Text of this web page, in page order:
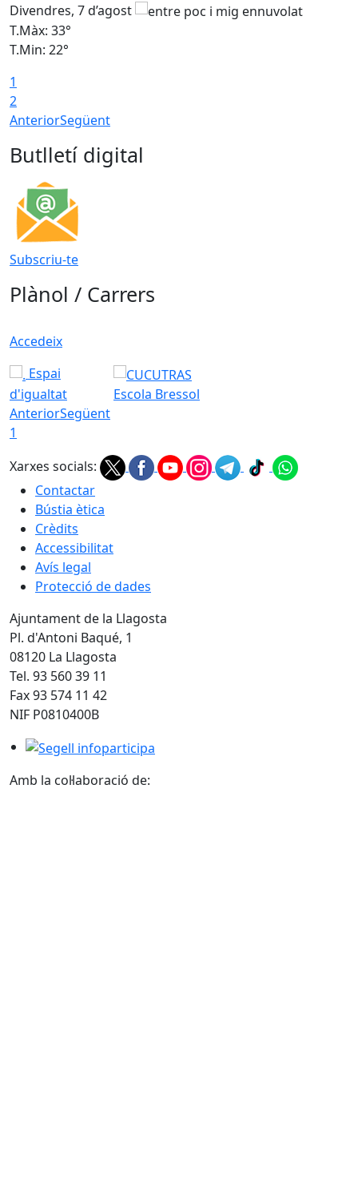
Divendres, 7 d’agost
T.Màx: 33°
T.Min: 22°
1
2
AnteriorSegüent
Butlletí digital
Subscriu-te
Plànol / Carrers
Accedeix
Espai
d'igualtat
Escola Bressol
AnteriorSegüent
1
Xarxes socials:
Contactar
Bústia ètica
Crèdits
Accessibilitat
Avís legal
Protecció de dades
Ajuntament de la Llagosta
Pl. d'Antoni Baqué, 1
08120 La Llagosta
Tel. 93 560 39 11
Fax 93 574 11 42
NIF P0810400B
Segell infoparticipa
Amb la col·laboració de: